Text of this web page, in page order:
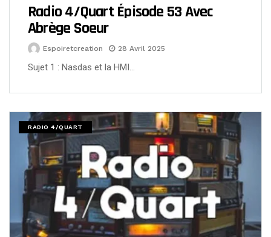
Radio 4/Quart Épisode 53 Avec
Abrège Soeur
Espoiretcreation 28 Avril 2025
Sujet 1 : Nasdas et la HMI…
RADIO 4/QUART